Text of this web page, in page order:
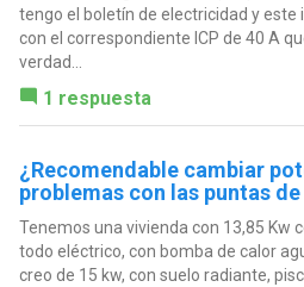
tengo el boletín de electricidad y este
con el correspondiente ICP de 40 A
verdad...
1 respuesta
¿Recomendable cambiar
problemas con las puntas
Tenemos una vivienda con 13,85 Kw
todo eléctrico, con bomba de calor
creo de 15 kw, con suelo radiante,